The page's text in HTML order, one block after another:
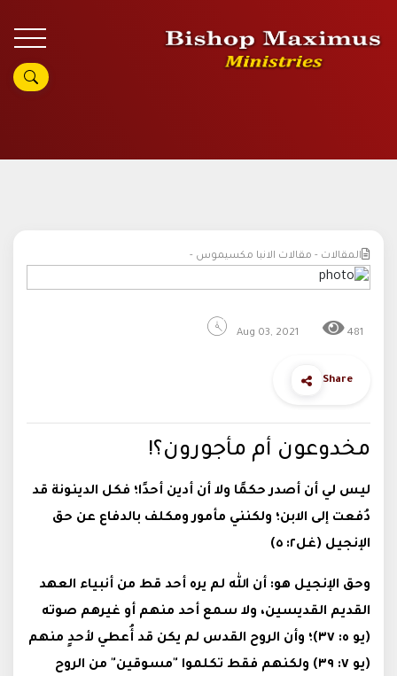
المقالات - مقالات الانبا مكسيموس -
Aug 03, 2021 481
Share
مخدوعون أم مأجورون؟!
ليس لي أن أصدر حكمًا ولا أن أدين أحدًا؛ فكل الدينونة قد
دُفعت إلى الابن؛ ولكنني مأمور ومكلف بالدفاع عن حق
الإنجيل (غل٢: ٥)
وحق الإنجيل هو: أن الله لم يره أحد قط من أنبياء العهد
القديم القديسين، ولا سمع أحد منهم أو غيرهم صوته
(يو ه: ٣٧)؛ وأن الروح القدس لم يكن قد أُعطي لأحدٍ منهم
(يو ٧: ٣٩) ولكنهم فقط تكلموا "مسوقين" من الروح